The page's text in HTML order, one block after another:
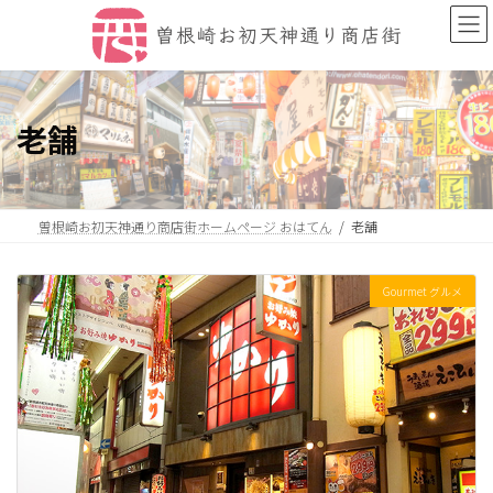
ン
ツ
へ
ス
キ
ッ
プ
ー
シ
ョ
ン
に
移
動
老舗
曽根崎お初天神通り商店街ホームページ おはてん 老舗
Gourmet グルメ